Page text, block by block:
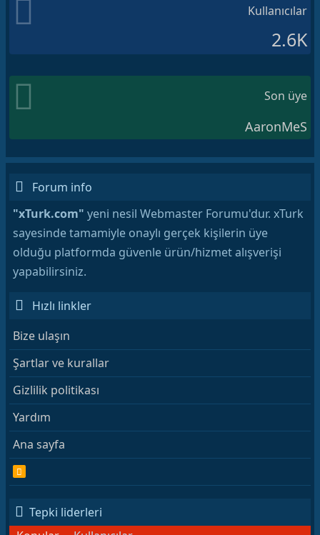
Kullanıcılar
2.6K
Son üye
AaronMeS
Forum info
"xTurk.com" yeni nesil Webmaster Forumu'dur. xTurk
sayesinde tamamiyle onaylı gerçek kişilerin üye
olduğu platformda güvenle ürün/hizmet alışverişi
yapabilirsiniz.
Hızlı linkler
Bize ulaşın
Şartlar ve kurallar
Gizlilik politikası
Yardım
Ana sayfa
R
S
Tepki liderleri